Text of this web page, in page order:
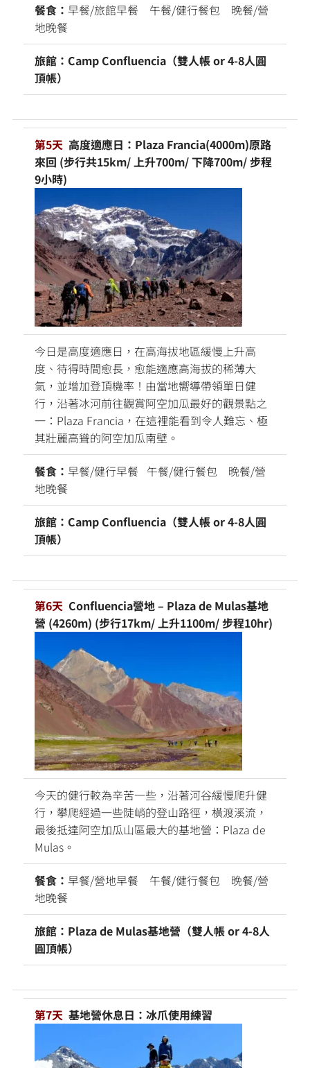
餐食： 早餐/旅館早餐 午餐/健行餐包 晚餐/營
地晚餐
旅館：Camp Confluencia（雙人帳 or 4-8人圓
頂帳）
第5天 高度適應日：Plaza Francia(4000m)原路
來回 (步行共15km/ 上升700m/ 下降700m/ 步程
9小時)
今日是高度適應日，在高海拔地區緩慢上升高
度、待得時間愈長，愈能適應高海拔的稀薄大
氣，並增加登頂機率！由當地嚮導帶領單日健
行，沿著冰河前往觀賞阿空加瓜最好的觀景點之
一：Plaza Francia，在這裡能看到令人難忘、極
其壯麗高聳的阿空加瓜南壁。
餐食： 早餐/健行早餐 午餐/健行餐包 晚餐/營
地晚餐
旅館：Camp Confluencia（雙人帳 or 4-8人圓
頂帳）
第6天 Confluencia營地 – Plaza de Mulas基地
營 (4260m) (步行17km/ 上升1100m/ 步程10hr)
今天的健行較為辛苦一些，沿著河谷緩慢爬升健
行，攀爬經過一些陡峭的登山路徑，橫渡溪流，
最後抵達阿空加瓜山區最大的基地營：Plaza de
Mulas。
餐食： 早餐/營地早餐 午餐/健行餐包 晚餐/營
地晚餐
旅館：Plaza de Mulas基地營（雙人帳 or 4-8人
圓頂帳）
第7天 基地營休息日：冰爪使用練習